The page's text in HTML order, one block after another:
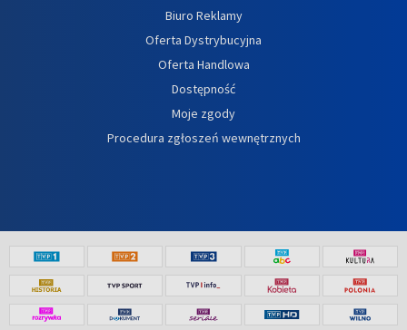
Biuro Reklamy
Oferta Dystrybucyjna
Oferta Handlowa
Dostępność
Moje zgody
Procedura zgłoszeń wewnętrznych